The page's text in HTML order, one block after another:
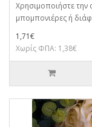
Χρησιμοποιήστε
μπομπονιέρες ή
1,71€
Χωρίς ΦΠΑ: 1,38€